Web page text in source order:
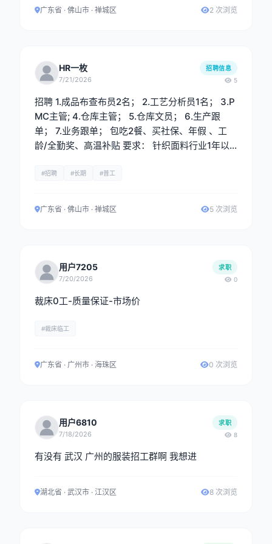
行上机分析、核价及成本控制。 4.与生产、品控、
料、现代纺织技术等相关专业优先。 2.具备2年以
上针织面料工艺分析或织造工艺相关工作经验。有
能熟练进行面料拆纱分析，准确判断纱支、成分、
组织结构及排针排三角工艺。
广东省 · 佛山市 · 禅城区 2 次浏览
HR一枚
7/21/2026
招聘信息
5
招聘 1.成品布查布员2名； 2.工艺分析员1名； 3.P
MC主管; 4.仓库主管； 5.仓库文员； 6.生产跟
单； 7.业务跟单； 包吃2餐、买社保、年假 、工
龄/全勤奖、高温补贴 要求： 针织面料行业1年以
#招聘 #长期 #普工
广东省 · 佛山市 · 禅城区 5 次浏览
用户7205
7/20/2026
求职
0
裁床0工-质量保证-市场价
#裁床临工
广东省 · 广州市 · 海珠区 0 次浏览
用户6810
7/18/2026
求职
8
有没有 武汉 广州的服装招工群啊 我想进
湖北省 · 武汉市 · 江汉区 8 次浏览